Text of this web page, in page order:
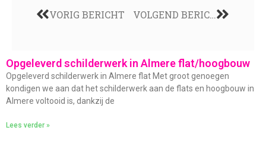
VORIG BERICHT VOLGEND BERICHT
Opgeleverd schilderwerk in Almere flat/hoogbouw
Opgeleverd schilderwerk in Almere flat Met groot genoegen
kondigen we aan dat het schilderwerk aan de flats en hoogbouw in
Almere voltooid is, dankzij de
Lees verder »